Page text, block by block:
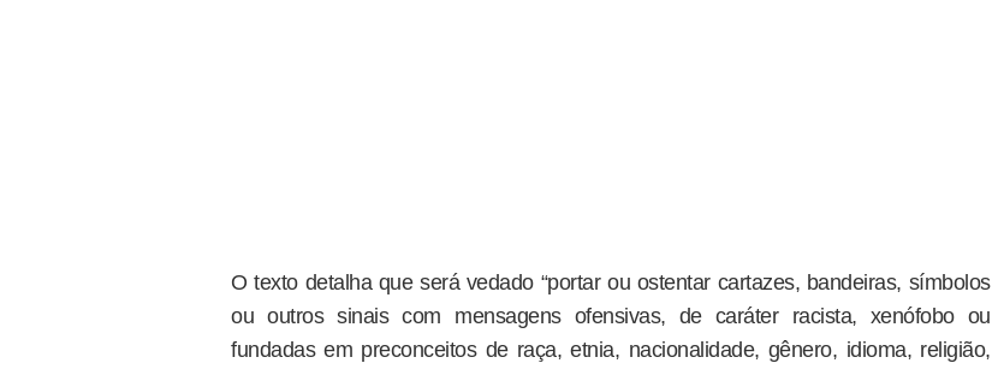
O texto detalha que será vedado “portar ou ostentar cartazes, bandeiras, símbolos
ou outros sinais com mensagens ofensivas, de caráter racista, xenófobo ou
fundadas em preconceitos de raça, etnia, nacionalidade, gênero, idioma, religião,